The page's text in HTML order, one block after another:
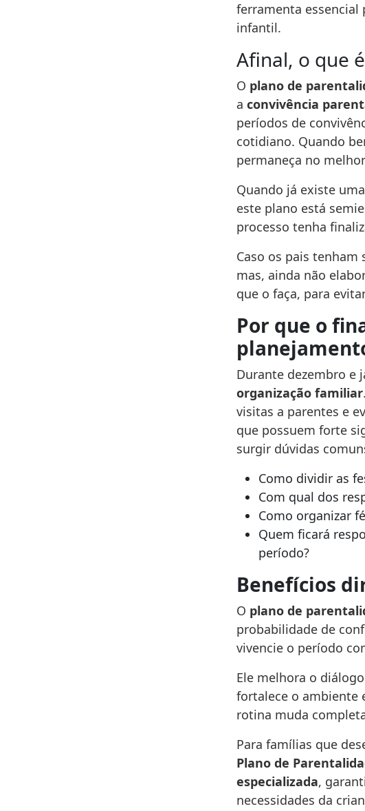
ferramenta essencial
infantil.
Afinal, o que
O plano de
a convivência
períodos de
cotidiano. Quando
permaneça no
Quando já existe
este plano está
processo tenha
Caso os pais
mas, ainda não
que o faça, para
Por que o
Durante dezembro e
organização familiar
visitas a parentes e
que possuem forte
surgir dúvidas
Como dividir as
Com qual dos
Como organizar
Quem ficará
período?
Benefícios
O plano de
probabilidade de
vivencie o período
Ele melhora o
fortalece o ambiente
rotina muda
Para famílias que
Plano de
especializada,
necessidades da